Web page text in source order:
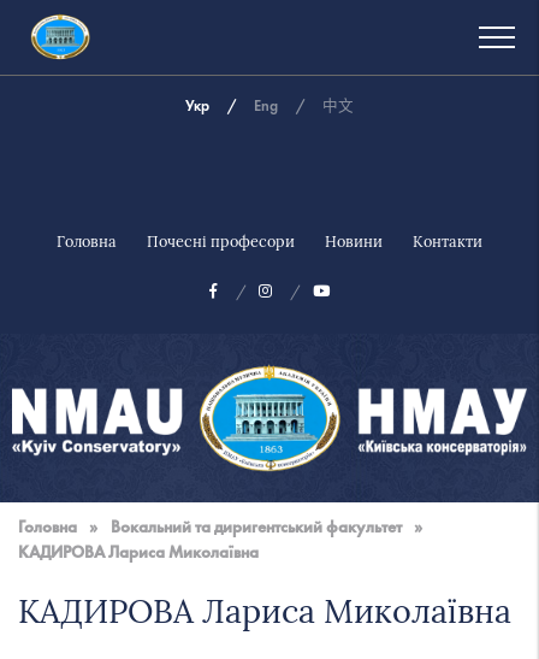
Укр Eng 中文
Головна Почесні професори Новини Контакти
музична
академія
Головна » Вокальний та диригентський факультет
»
КАДИРОВА Лариса Миколаївна
КАДИРОВА Лариса Миколаївна